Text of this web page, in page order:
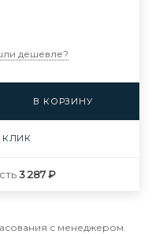
дешевле?
В КОРЗИНУ
КЛИК
3 287 ₽
с менеджером.